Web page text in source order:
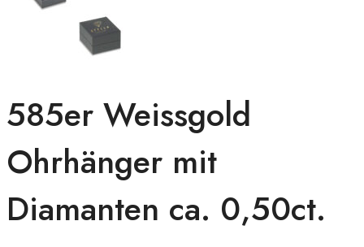
585er Weissgold
Ohrhänger mit
Diamanten ca. 0,50ct.